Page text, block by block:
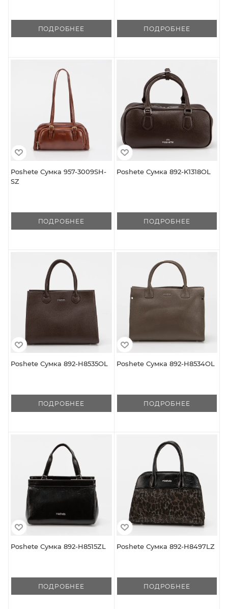
ПОДРОБНЕЕ ПОДРОБНЕЕ
Poshete Сумка 957-3009SH-
SZ
ПОДРОБНЕЕ
Poshete Сумка 892-K1318OL
ПОДРОБНЕЕ
Poshete Сумка 892-H8535OL
ПОДРОБНЕЕ
Poshete Сумка 892-H8534OL
ПОДРОБНЕЕ
Poshete Сумка 892-H8515ZL
ПОДРОБНЕЕ
Poshete Сумка 892-H8497LZ
ПОДРОБНЕЕ